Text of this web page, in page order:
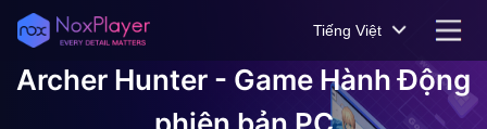
Tiếng Việt
Archer Hunter - Game Hành Động